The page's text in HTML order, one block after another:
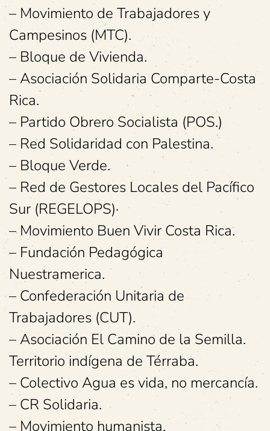
– Movimiento de Trabajadores y
Campesinos (MTC).
– Bloque de Vivienda.
– Asociación Solidaria Comparte-Costa
Rica.
– Partido Obrero Socialista (POS.)
– Red Solidaridad con Palestina.
– Bloque Verde.
– Red de Gestores Locales del Pacífico
Sur (REGELOPS)·
– Movimiento Buen Vivir Costa Rica.
– Fundación Pedagógica
Nuestramerica.
– Confederación Unitaria de
Trabajadores (CUT).
– Asociación El Camino de la Semilla.
Territorio indígena de Térraba.
– Colectivo Agua es vida, no mercancía.
– CR Solidaria.
– Movimiento humanista.